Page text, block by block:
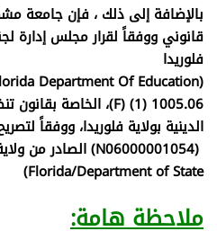
بالإضافة إلى ذلك ، فإن جامعة
قانوني ووفقاً لقرار مجلس إدارة
فلوريدا
(Florida Department Of Education) باعتبارها ممتثلة للمادة
(F) (1) 1005.06، الخاصة بقانون
الدينية بولاية فلوريدا، ووفقاً
Florida/Department of State)
ملاحظة هامة: